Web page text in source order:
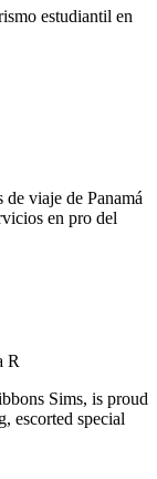
estudiantil en
viaje de Panamá
en pro del
R
Sims, is proud
escorted special